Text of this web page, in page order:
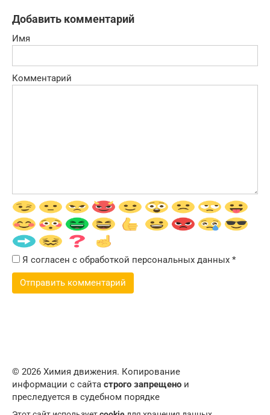
Добавить комментарий
Имя
Комментарий
Я согласен с обработкой персональных данных *
© 2026 Химия движения. Копирование
информации с сайта строго запрещено и
преследуется в судебном порядке